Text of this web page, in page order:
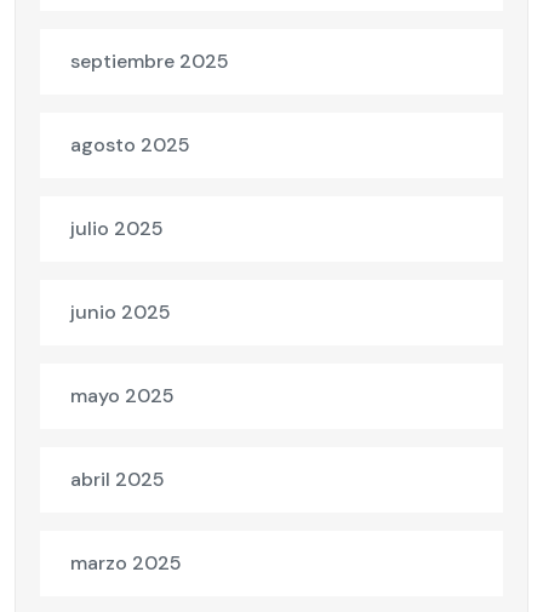
septiembre 2025
agosto 2025
julio 2025
junio 2025
mayo 2025
abril 2025
marzo 2025